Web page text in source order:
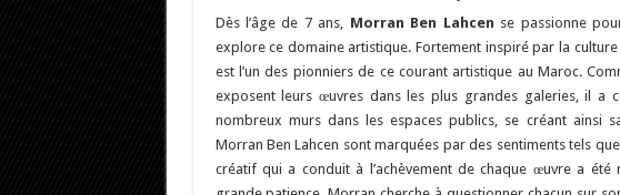
Dès l’âge de 7 ans, Morran Ben Lahcen se passionne
explore ce domaine artistique. Fortement inspiré par la culture
est l’un des pionniers de ce courant artistique au Maroc.
exposent leurs œuvres dans les plus grandes galeries, il a
nombreux murs dans les espaces publics, se créant ainsi
Morran Ben Lahcen sont marquées par des sentiments tels
créatif qui a conduit à l’achèvement de chaque œuvre a